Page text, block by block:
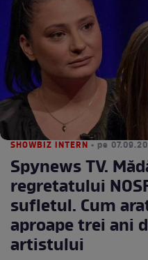
SHOWBIZ INTERN • pe
Spynews TV.
regretatului
sufletul. Cum
aproape trei ani
artistului